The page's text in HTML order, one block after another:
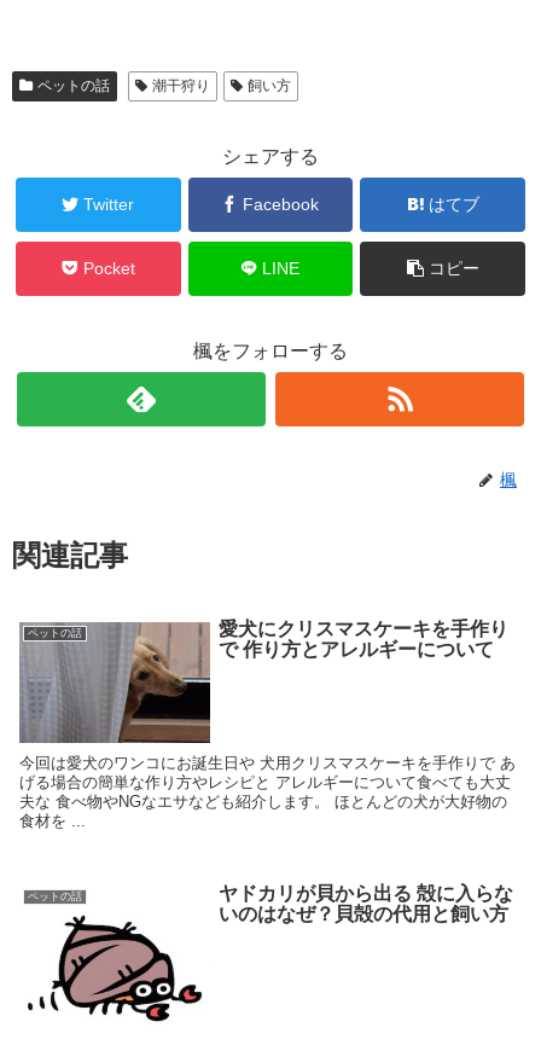
ペットの話 潮干狩り 飼い方
シェアする
Twitter Facebook はてブ
Pocket LINE コピー
楓をフォローする
楓
関連記事
ペットの話
愛犬にクリスマスケーキを手作り
で 作り方とアレルギーについて
今回は愛犬のワンコにお誕生日や 犬用クリスマスケーキを手作りで あ
げる場合の簡単な作り方やレシピと アレルギーについて食べても大丈
夫な 食べ物やNGなエサなども紹介します。 ほとんどの犬が大好物の
食材を ...
ペットの話
ヤドカリが貝から出る 殻に入らな
いのはなぜ？貝殻の代用と飼い方